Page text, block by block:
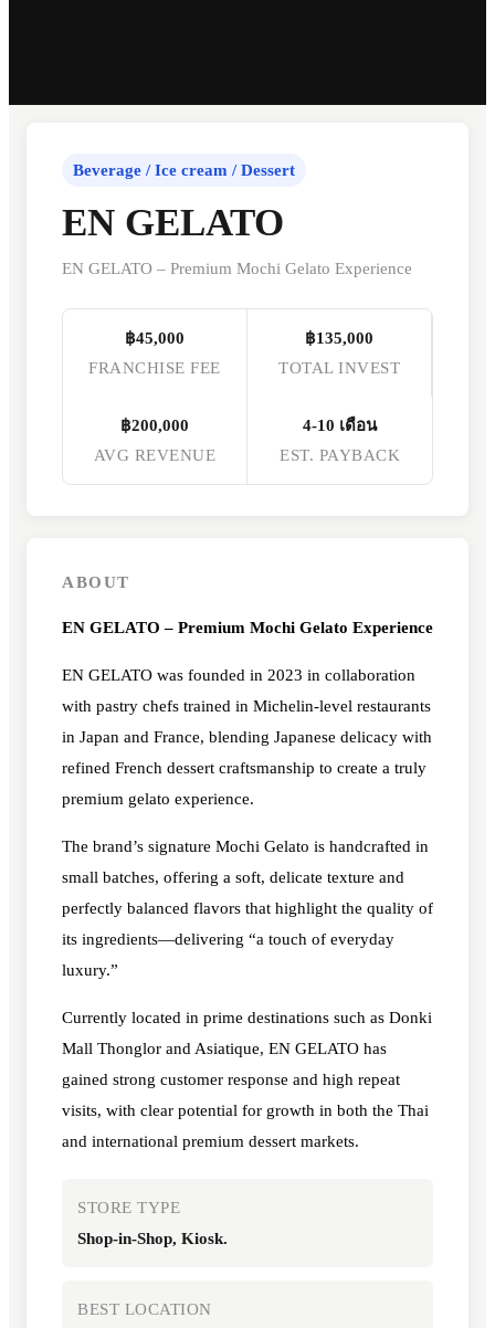
Beverage / Ice cream / Dessert
EN GELATO
EN GELATO – Premium Mochi Gelato Experience
฿45,000
FRANCHISE FEE
฿135,000
TOTAL INVEST
฿200,000
AVG REVENUE
4-10 เดือน
EST. PAYBACK
ABOUT
EN GELATO – Premium Mochi Gelato Experience
EN GELATO was founded in 2023 in collaboration
with pastry chefs trained in Michelin-level restaurants
in Japan and France, blending Japanese delicacy with
refined French dessert craftsmanship to create a truly
premium gelato experience.
The brand’s signature Mochi Gelato is handcrafted in
small batches, offering a soft, delicate texture and
perfectly balanced flavors that highlight the quality of
its ingredients—delivering “a touch of everyday
luxury.”
Currently located in prime destinations such as Donki
Mall Thonglor and Asiatique, EN GELATO has
gained strong customer response and high repeat
visits, with clear potential for growth in both the Thai
and international premium dessert markets.
STORE TYPE
Shop-in-Shop, Kiosk.
BEST LOCATION